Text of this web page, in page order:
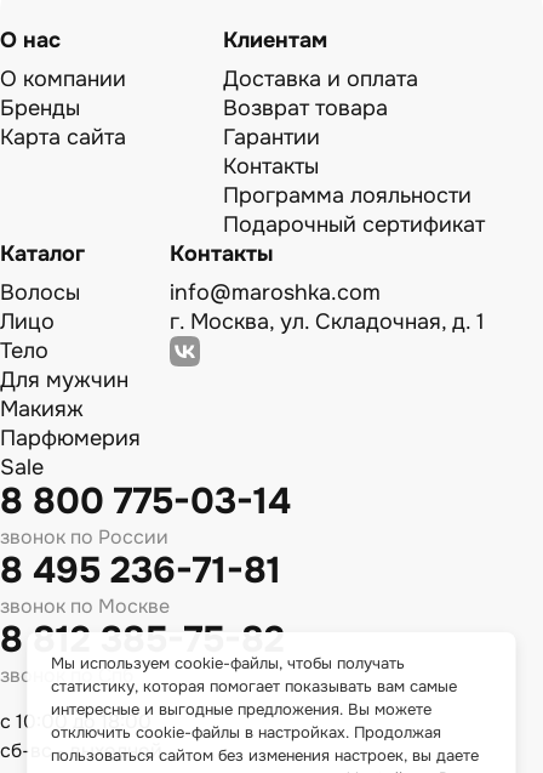
О нас
О компании
Бренды
Карта сайта
Клиентам
Доставка и оплата
Возврат товара
Гарантии
Контакты
Программа лояльности
Подарочный сертификат
Каталог
Волосы
Лицо
Тело
Для мужчин
Макияж
Парфюмерия
Sale
Контакты
info@maroshka.com
г. Москва, ул. Складочная, д. 1
8 800 775-03-14
звонок по России
8 495 236-71-81
звонок по Москве
8 812 385-75-82
звонок по Спб
с 10:00 до 18:00
сб-вс - выходной
Мы используем cookie-файлы, чтобы получать
статистику, которая помогает показывать вам самые
интересные и выгодные предложения. Вы можете
отключить cookie-файлы в настройках. Продолжая
пользоваться сайтом без изменения настроек, вы даете